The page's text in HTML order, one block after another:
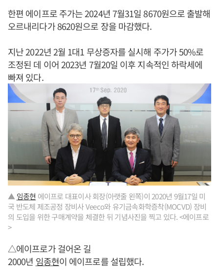
한편 에이프로 주가는 2024년 7월31일 8670원으로 출발해
오르내리다가 8620원으로 장을 마감했다.
지난 2022년 2월 1대1 무상증자를 실시해 주가가 50%로
조정된 데 이어 2023년 7월20일 이후 지속적인 하락세에
빠져 있다.
▲ 임종현 에이프로 대표이사 회장(아랫줄 왼쪽)이 2020년 9월17일 미
국 반도체 제조공정 장비사 Veeco와 유기금속화학증착(MOCVD) 장비
의 도입을 위한 구매계약을 체결한 뒤 기념사진을 찍고 있다. <에이프로
>
△에이프로가 걸어온 길
2000년 임종현이 에이프로를 설립했다.